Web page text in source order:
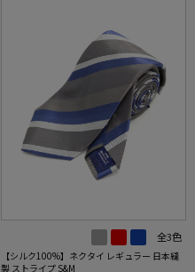
全3色
【シルク100%】ネクタイ レギュラー 日本縫
製 ストライプ S&M